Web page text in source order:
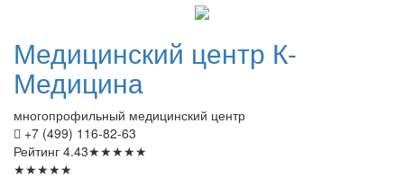
Медицинский центр К-
Медицина
многопрофильный медицинский центр
+7 (499) 116-82-63
Рейтинг 4.43★★★★★
★★★★★